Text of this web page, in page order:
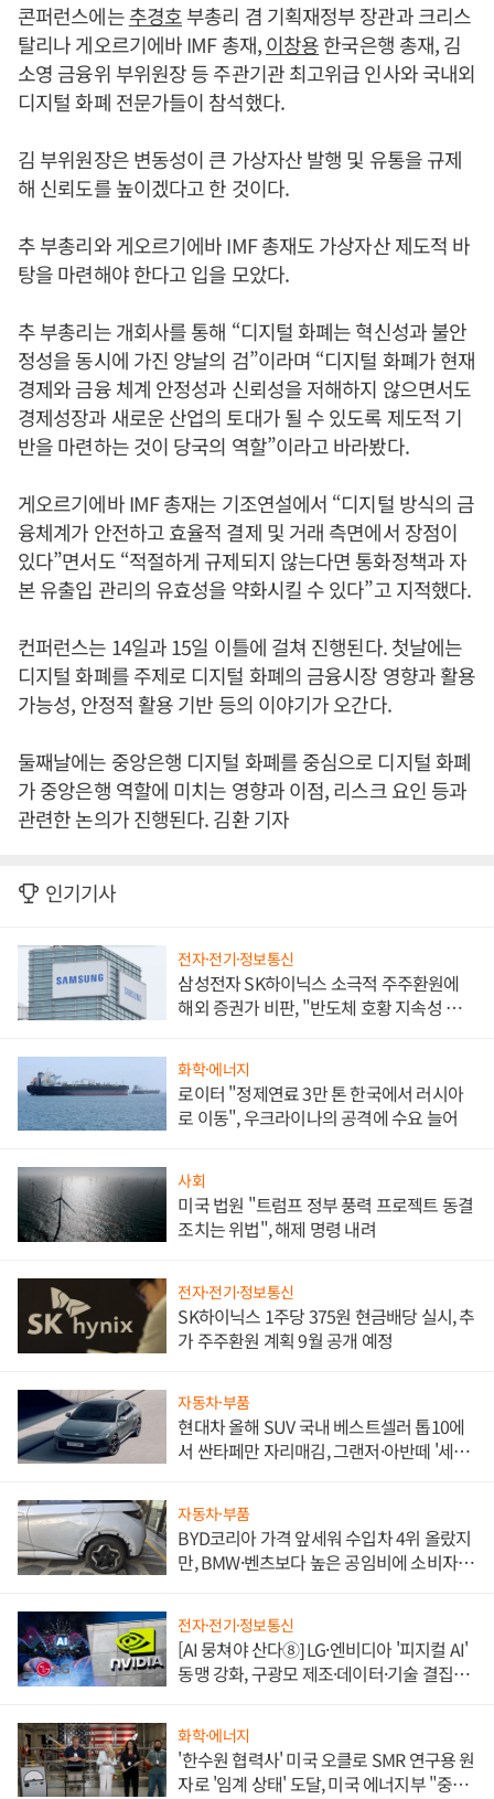
콘퍼런스에는추경호부총리 겸 기획재정부 장관과 크리스
탈리나 게오르기에바 IMF 총재,이창용한국은행 총재, 김
소영 금융위 부위원장 등 주관기관 최고위급 인사와 국내외
디지털 화폐 전문가들이 참석했다.
김 부위원장은 변동성이 큰 가상자산 발행 및 유통을 규제
해 신뢰도를 높이겠다고 한 것이다.
추 부총리와 게오르기에바 IMF 총재도 가상자산 제도적 바
탕을 마련해야 한다고 입을 모았다.
추 부총리는 개회사를 통해 “디지털 화폐는 혁신성과 불안
정성을 동시에 가진 양날의 검”이라며 “디지털 화폐가 현재
경제와 금융 체계 안정성과 신뢰성을 저해하지 않으면서도
경제성장과 새로운 산업의 토대가 될 수 있도록 제도적 기
반을 마련하는 것이 당국의 역할”이라고 바라봤다.
게오르기에바 IMF 총재는 기조연설에서 “디지털 방식의 금
융체계가 안전하고 효율적 결제 및 거래 측면에서 장점이
있다”면서도 “적절하게 규제되지 않는다면 통화정책과 자
본 유출입 관리의 유효성을 약화시킬 수 있다”고 지적했다.
컨퍼런스는 14일과 15일 이틀에 걸쳐 진행된다. 첫날에는
디지털 화폐를 주제로 디지털 화폐의 금융시장 영향과 활용
가능성, 안정적 활용 기반 등의 이야기가 오간다.
둘째날에는 중앙은행 디지털 화폐를 중심으로 디지털 화폐
가 중앙은행 역할에 미치는 영향과 이점, 리스크 요인 등과
관련한 논의가 진행된다. 김환 기자
인기기사
전자·전기·정보통신
삼성전자 SK하이닉스 소극적 주주환원에
해외 증권가 비판, "반도체 호황 지속성 의
화학·에너지
로이터 "정제연료 3만 톤 한국에서 러시아
로 이동", 우크라이나의 공격에 수요 늘어
사회
미국 법원 "트럼프 정부 풍력 프로젝트 동결
조치는 위법", 해제 명령 내려
전자·전기·정보통신
SK하이닉스 1주당 375원 현금배당 실시, 추
가 주주환원 계획 9월 공개 예정
자동차·부품
현대차 올해 SUV 국내 베스트셀러 톱10에
서 싼타페만 자리매김, 그랜저·아반떼 '세단
자동차·부품
BYD코리아 가격 앞세워 수입차 4위 올랐지
만, BMW·벤츠보다 높은 공임비에 소비자
전자·전기·정보통신
[AI 뭉쳐야 산다⑧] LG·엔비디아 '피지컬 AI'
동맹 강화, 구광모 제조·데이터·기술 결집
화학·에너지
'한수원 협력사' 미국 오클로 SMR 연구용 원
자로 '임계 상태' 도달, 미국 에너지부 "중요